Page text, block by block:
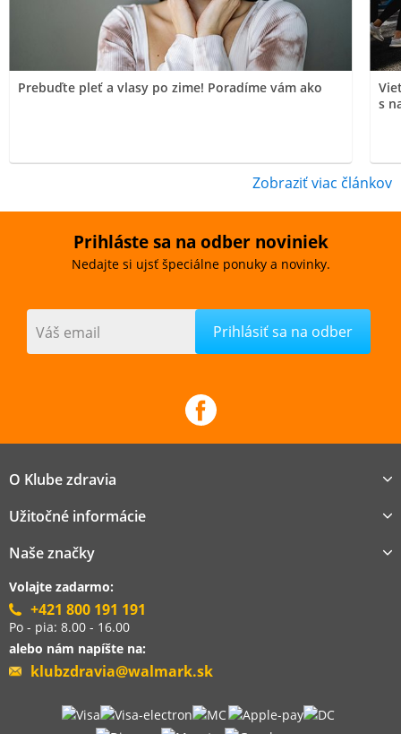
Prebuďte pleť a vlasy po zime! Poradíme vám ako
s
Zobraziť viac článkov
Prihláste sa na odber noviniek
Nedajte si ujsť špeciálne ponuky a novinky.
Váš email
O Klube zdravia
Užitočné informácie
Naše značky
Volajte zadarmo:
+421 800 191 191
Po - pia: 8.00 - 16.00
alebo nám napíšte na:
klubzdravia@walmark.sk